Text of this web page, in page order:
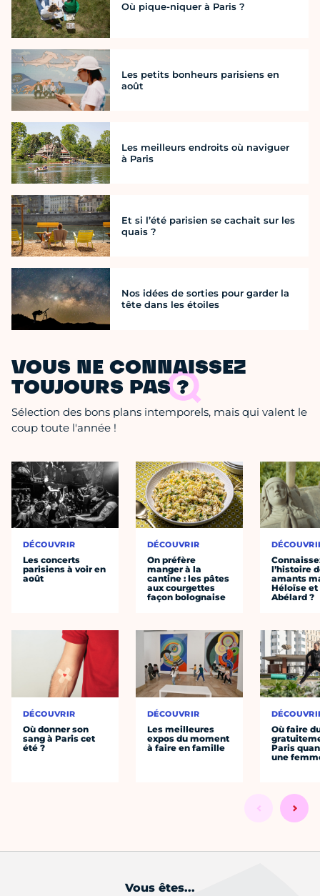
Où pique-niquer à Paris ?
Les petits bonheurs parisiens en
août
Les meilleurs endroits où naviguer
à Paris
Et si l’été parisien se cachait sur les
quais ?
Nos idées de sorties pour garder la
tête dans les étoiles
VOUS NE CONNAISSEZ
TOUJOURS PAS ?
Sélection des bons plans intemporels, mais qui valent le
coup toute l'année !
DÉCOUVRIR
Les concerts
parisiens à voir en
août
DÉCOUVRIR
Où donner son
sang à Paris cet
été ?
DÉCOUVRIR
On préfère
manger à la
cantine : les pâtes
aux courgettes
façon bolognaise
DÉCOUVRIR
Les meilleures
expos du moment
à faire en famille
l’histoire
amants
Héloïse et
Abélard ?
Où faire
Paris
une
Vous êtes...